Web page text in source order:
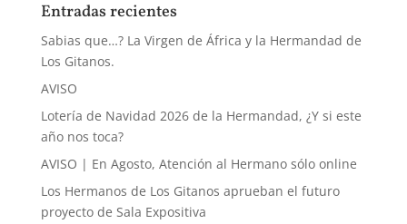
Entradas recientes
Sabias que…? La Virgen de África y la Hermandad de
Los Gitanos.
AVISO
Lotería de Navidad 2026 de la Hermandad, ¿Y si este
año nos toca?
AVISO | En Agosto, Atención al Hermano sólo online
Los Hermanos de Los Gitanos aprueban el futuro
proyecto de Sala Expositiva